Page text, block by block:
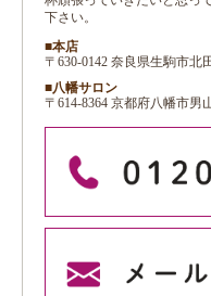
下さい。
■本店
〒630-0142 奈良県生駒市北
■八幡サロン
〒614-8364 京都府八幡市男